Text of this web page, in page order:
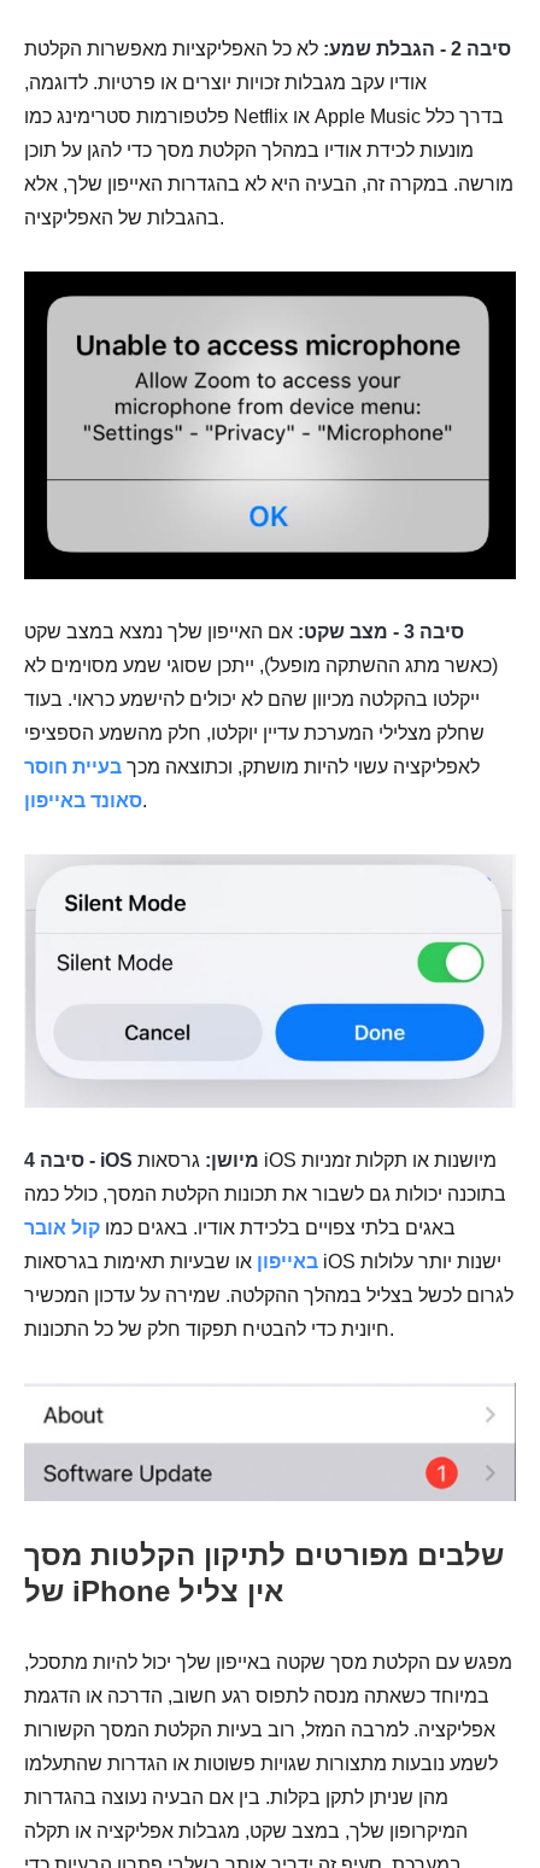
סיבה 2 - הגבלת שמע:
לא כל האפליקציות מאפשרות הקלטת
אודיו עקב מגבלות זכויות יוצרים או פרטיות. לדוגמה,
פלטפורמות סטרימינג כמו Netflix או Apple Music בדרך כלל
מונעות לכידת אודיו במהלך הקלטת מסך כדי להגן על תוכן
מורשה. במקרה זה, הבעיה היא לא בהגדרות האייפון שלך, אלא
בהגבלות של האפליקציה.
סיבה 3 - מצב שקט:
אם האייפון שלך נמצא במצב שקט
(כאשר מתג ההשתקה מופעל), ייתכן שסוגי שמע מסוימים לא
ייקלטו בהקלטה מכיוון שהם לא יכולים להישמע כראוי. בעוד
שחלק מצלילי המערכת עדיין יוקלטו, חלק מהשמע הספציפי
לאפליקציה עשוי להיות מושתק, וכתוצאה מכך בעיית חוסר
סאונד באייפון.
סיבה 4 - iOS מיושן: גרסאות iOS מיושנות או תקלות זמניות
בתוכנה יכולות גם לשבור את תכונות הקלטת המסך, כולל כמה
באגים בלתי צפויים בלכידת אודיו. באגים כמו קול אובר
באייפון או שבעיות תאימות בגרסאות iOS ישנות יותר עלולות
לגרום לכשל בצליל במהלך ההקלטה. שמירה על עדכון המכשיר
חיונית כדי להבטיח תפקוד חלק של כל התכונות.
שלבים מפורטים לתיקון הקלטות מסך
של iPhone אין צליל
מפגש עם הקלטת מסך שקטה באייפון שלך יכול להיות מתסכל,
במיוחד כשאתה מנסה לתפוס רגע חשוב, הדרכה או הדגמת
אפליקציה. למרבה המזל, רוב בעיות הקלטת המסך הקשורות
לשמע נובעות מתצורות שגויות פשוטות או הגדרות שהתעלמו
מהן שניתן לתקן בקלות. בין אם הבעיה נעוצה בהגדרות
המיקרופון שלך, במצב שקט, מגבלות אפליקציה או תקלה